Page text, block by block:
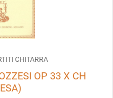
CHITARRA
OP 33 X CH